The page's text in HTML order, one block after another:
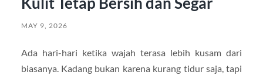
MAY 9, 2026
Ada hari-hari ketika wajah terasa lebih kusam dari
biasanya. Kadang bukan karena kurang tidur saja, tapi